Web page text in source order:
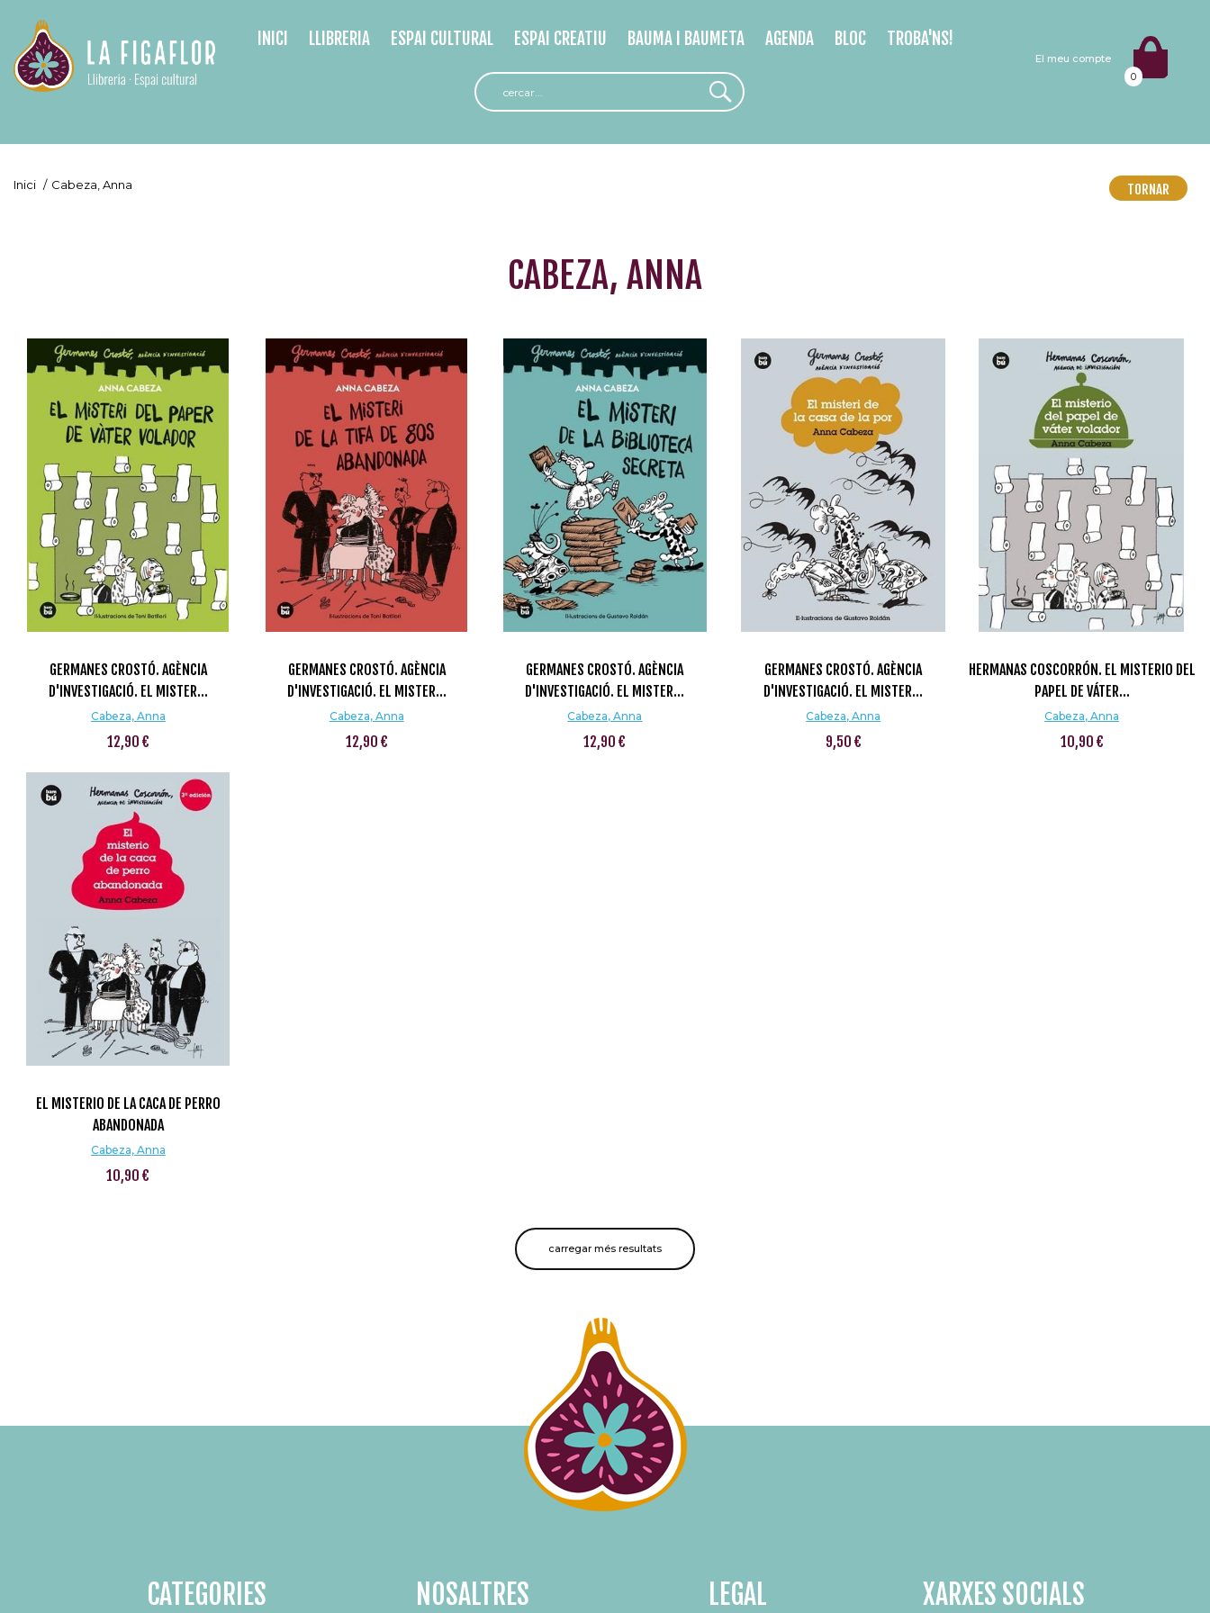
El meu compte
0
INICI LLIBRERIA ESPAI CULTURAL ESPAI CREATIU BAUMA I BAUMETA AGENDA BLOC TROBA'NS!
Inici / Cabeza, Anna TORNAR
CABEZA, ANNA
GERMANES CROSTÓ. AGÈNCIA
D'INVESTIGACIÓ. EL MISTER...
Cabeza, Anna
12,90 €
GERMANES CROSTÓ. AGÈNCIA
D'INVESTIGACIÓ. EL MISTER...
Cabeza, Anna
12,90 €
GERMANES CROSTÓ. AGÈNCIA
D'INVESTIGACIÓ. EL MISTER...
Cabeza, Anna
12,90 €
GERMANES CROSTÓ. AGÈNCIA
D'INVESTIGACIÓ. EL MISTER...
Cabeza, Anna
9,50 €
HERMANAS COSCORRÓN. EL MISTERIO DEL
PAPEL DE VÁTER...
Cabeza, Anna
10,90 €
EL MISTERIO DE LA CACA DE PERRO
ABANDONADA
Cabeza, Anna
10,90 €
carregar més resultats
CATEGORIES NOSALTRES LEGAL XARXES SOCIALSSUBSCRIU-TE AL NOSTRE